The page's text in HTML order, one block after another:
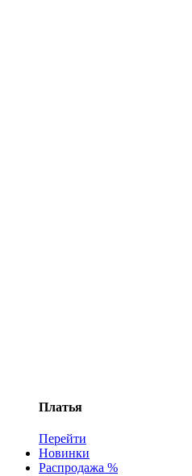
Платья
Перейти
Новинки
Распродажа %